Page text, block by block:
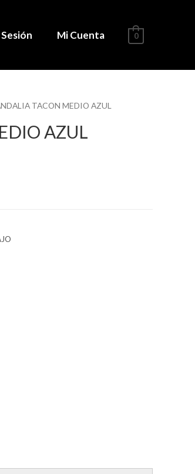
Mi Cuenta 0
TACON MEDIO AZUL
AZUL